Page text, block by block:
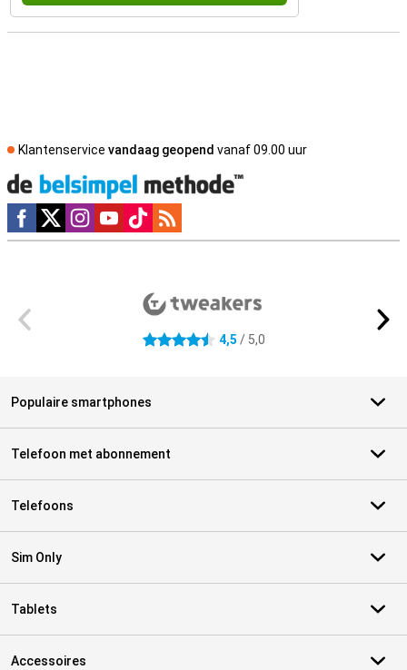
Klantenservice vandaag geopend vanaf 09.00 uur
Social media
4.5 sterren 4,5 / 5,0
Populaire smartphones
Telefoon met abonnement
Telefoons
Sim Only
Tablets
Accessoires